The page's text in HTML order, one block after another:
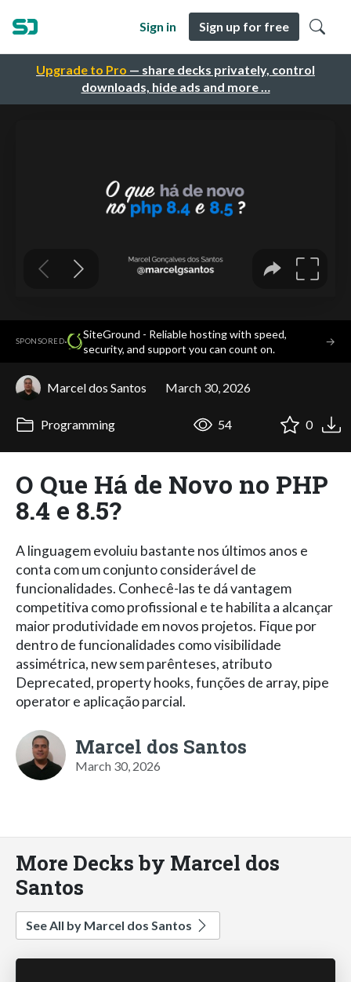
Upgrade to Pro — share decks privately, control
downloads, hide ads and more …
Sign in Sign up for free
SPONSORED·
SiteGround - Reliable hosting with speed,
security, and support you can count on.
→
Marcel dos Santos March 30, 2026
Programming 54 0
O Que Há de Novo no PHP
8.4 e 8.5?
A linguagem evoluiu bastante nos últimos anos e
conta com um conjunto considerável de
funcionalidades. Conhecê-las te dá vantagem
competitiva como profissional e te habilita a alcançar
maior produtividade em novos projetos. Fique por
dentro de funcionalidades como visibilidade
assimétrica, new sem parênteses, atributo
Deprecated, property hooks, funções de array, pipe
operator e aplicação parcial.
Marcel dos Santos
March 30, 2026
More Decks by Marcel dos
Santos
See All by Marcel dos Santos